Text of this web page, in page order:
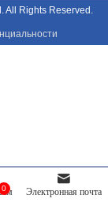
Rights Reserved.
0 Электронная почта